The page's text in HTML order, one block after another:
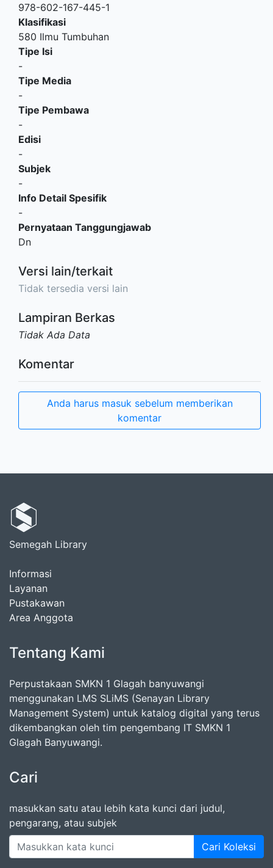
978-602-167-445-1
Klasifikasi
580 Ilmu Tumbuhan
Tipe Isi
-
Tipe Media
-
Tipe Pembawa
-
Edisi
-
Subjek
-
Info Detail Spesifik
-
Pernyataan Tanggungjawab
Dn
Versi lain/terkait
Tidak tersedia versi lain
Lampiran Berkas
Tidak Ada Data
Komentar
Anda harus masuk sebelum memberikan
komentar
Semegah Library
Informasi
Layanan
Pustakawan
Area Anggota
Tentang Kami
Perpustakaan SMKN 1 Glagah banyuwangi
menggunakan LMS SLiMS (Senayan Library
Management System) untuk katalog digital yang terus
dikembangkan oleh tim pengembang IT SMKN 1
Glagah Banyuwangi.
Cari
masukkan satu atau lebih kata kunci dari judul,
pengarang, atau subjek
Cari Koleksi